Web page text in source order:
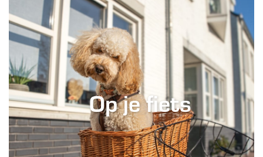
Op je fiets